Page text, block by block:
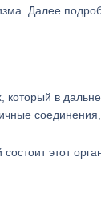
Далее
который в
соединения,
этот